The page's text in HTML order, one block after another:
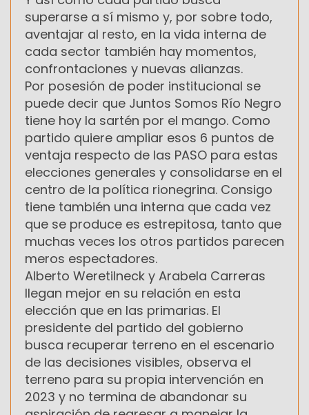
superarse a sí mismo y, por sobre todo,
aventajar al resto, en la vida interna de
cada sector también hay momentos,
confrontaciones y nuevas alianzas.
Por posesión de poder institucional se
puede decir que Juntos Somos Río Negro
tiene hoy la sartén por el mango. Como
partido quiere ampliar esos 6 puntos de
ventaja respecto de las PASO para estas
elecciones generales y consolidarse en el
centro de la política rionegrina. Consigo
tiene también una interna que cada vez
que se produce es estrepitosa, tanto que
muchas veces los otros partidos parecen
meros espectadores.
Alberto Weretilneck y Arabela Carreras
llegan mejor en su relación en esta
elección que en las primarias. El
presidente del partido del gobierno
busca recuperar terreno en el escenario
de las decisiones visibles, observa el
terreno para su propia intervención en
2023 y no termina de abandonar su